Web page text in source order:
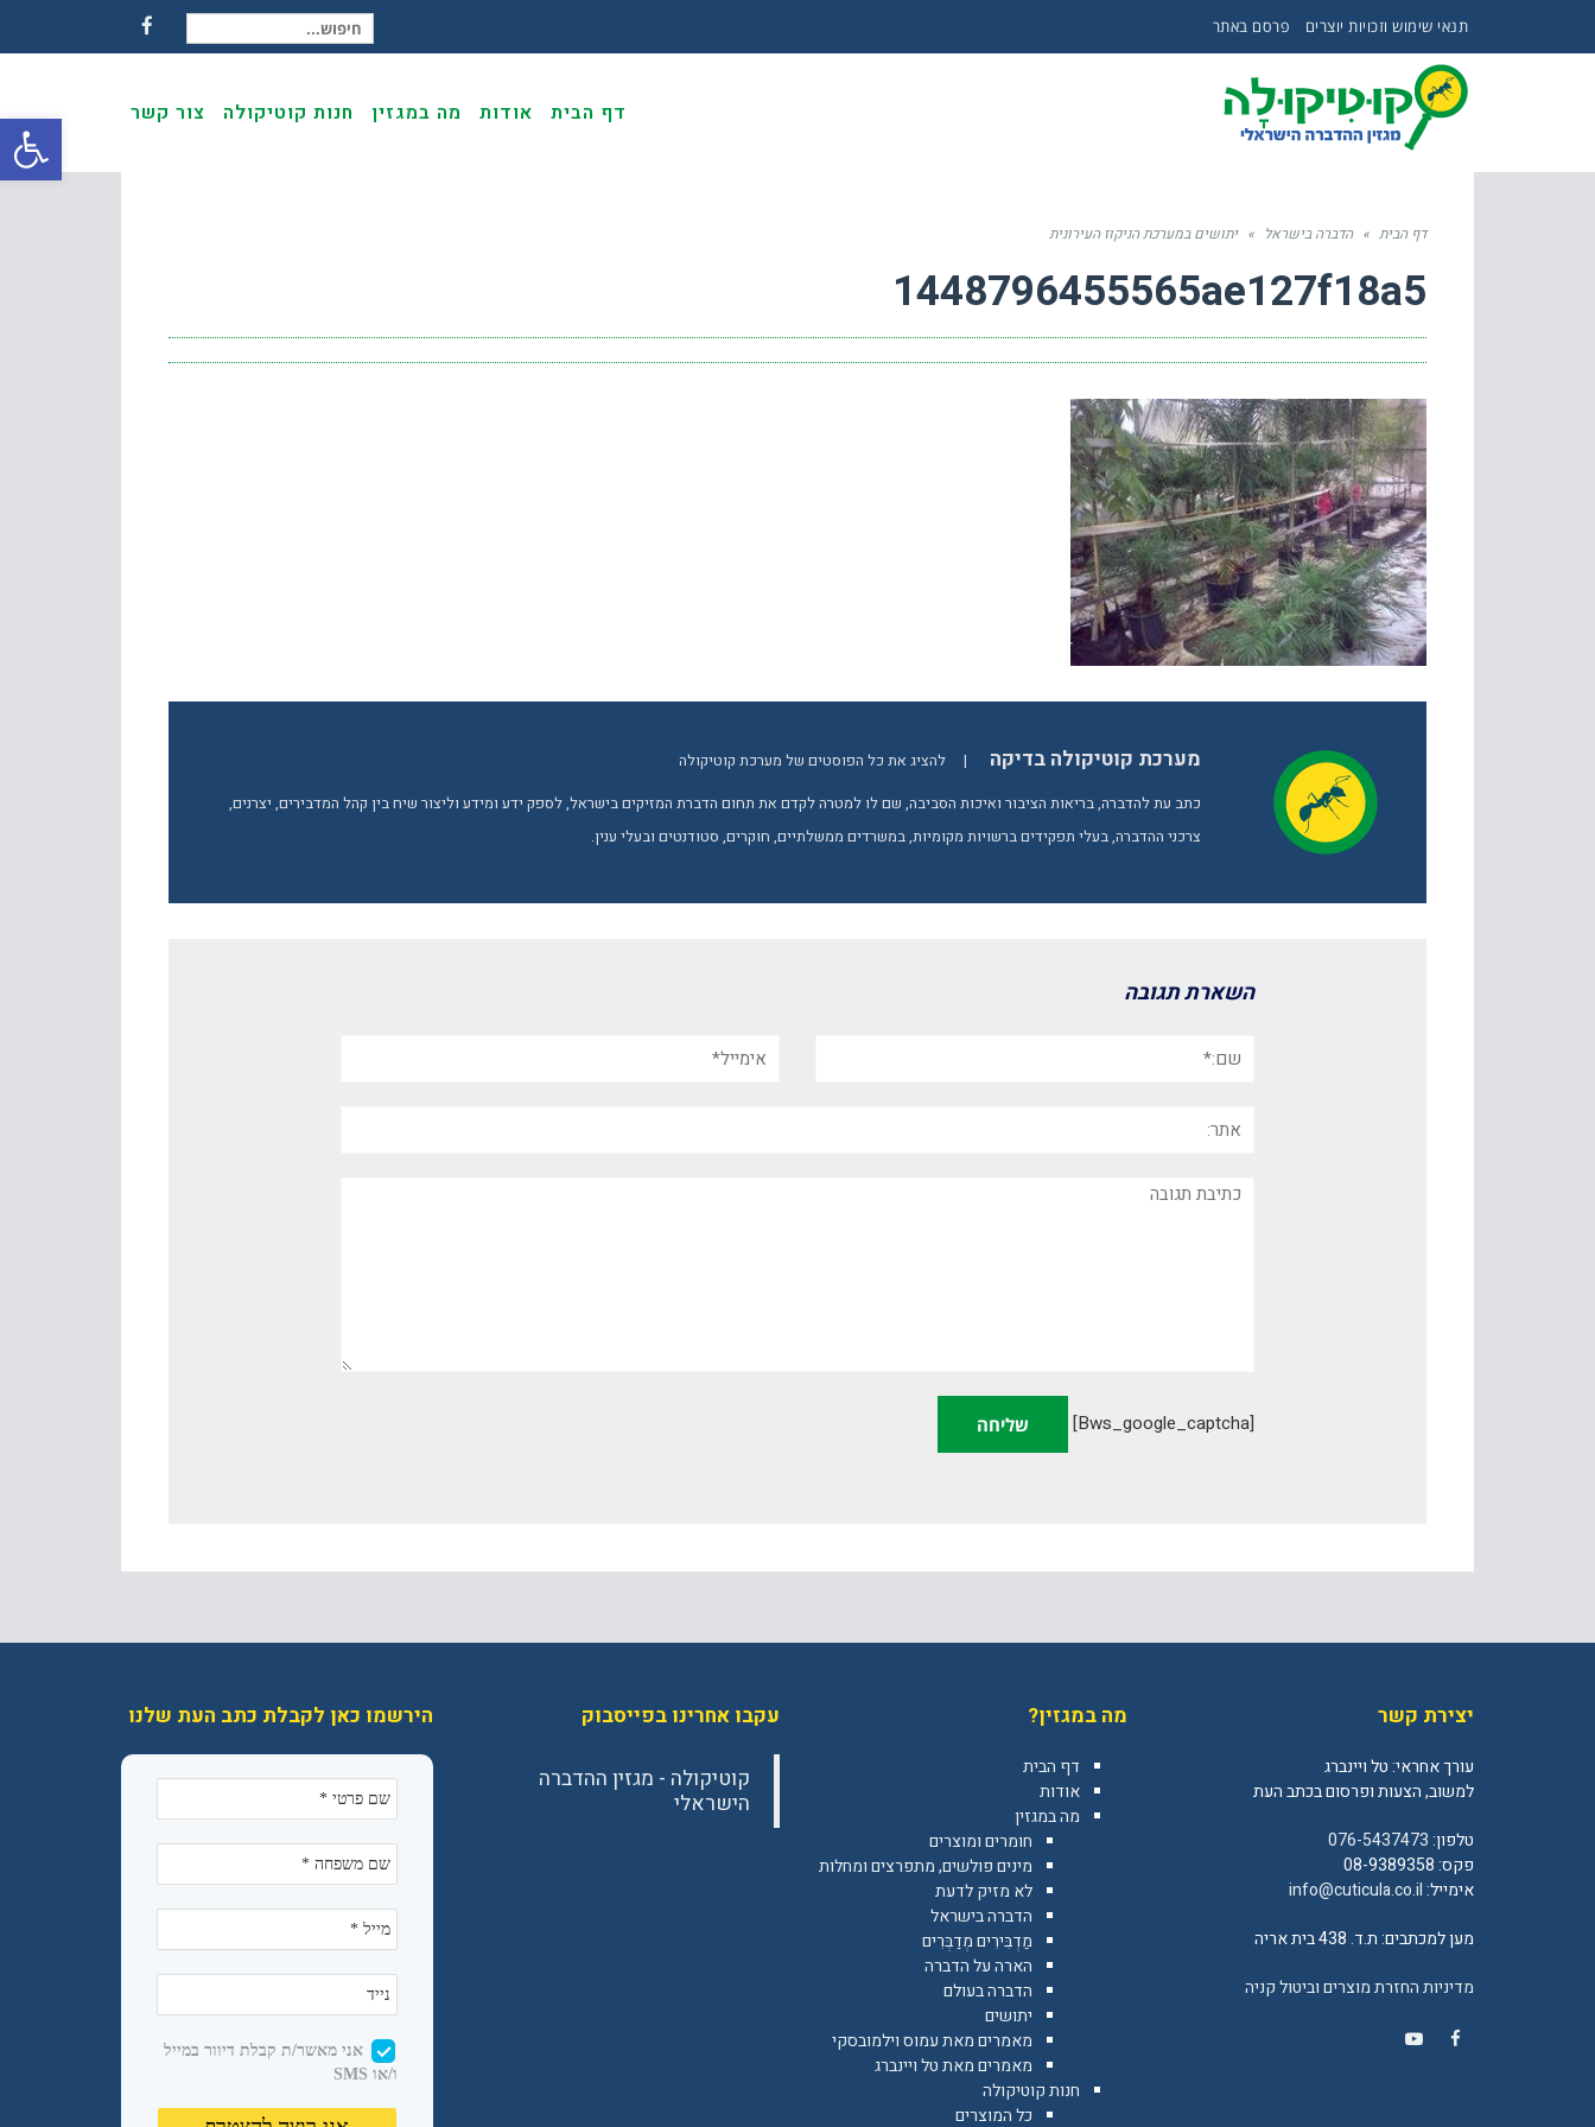
תנאי שימוש וזכויות יוצרים פרסם באתר
חיפוש עבור:
Facebook
דף הבית אודות מה במגזין חנות קוטיקולה צור קשר
דף הבית » הדברה בישראל » יתושים במערכת הניקוז העירונית
1448796455565ae127f18a5
מערכת קוטיקולה בדיקה |
להציג את כל הפוסטים של מערכת קוטיקולה
כתב עת להדברה, בריאות הציבור ואיכות הסביבה, שם לו למטרה לקדם את תחום הדברת המזיקים בישראל, לספק ידע ומידע וליצור שיח בין קהל המדבירים, יצרנים,
צרכני ההדברה, בעלי תפקידים ברשויות מקומיות, במשרדים ממשלתיים, חוקרים, סטודנטים ובעלי ענין.
השארת תגובה
תגובה
[bws_google_captcha]
יצירת קשר
עורך אחראי: טל ויינברג
למשוב, הצעות ופרסום בכתב העת
טלפון:076-5437473
פקס: 08-9389358
אימייל:info@cuticula.co.il
מען למכתבים: ת.ד. 438 בית אריה
מדיניות החזרת מוצרים וביטול קניה
מה במגזין?
דף הבית
אודות
מה במגזין
חומרים ומוצרים
מינים פולשים, מתפרצים ומחלות
לא מזיק לדעת
הדברה בישראל
מַדְבִּירִים מְדַבְּרִים
הארה על הדברה
הדברה בעולם
יתושים
מאמרים מאת עמוס וילמובסקי
מאמרים מאת טל ויינברג
חנות קוטיקולה
כל המוצרים
עקבו אחרינו בפייסבוק
‎קוטיקולה - מגזין ההדברה
הישראלי‎
הירשמו כאן לקבלת כתב העת שלנו